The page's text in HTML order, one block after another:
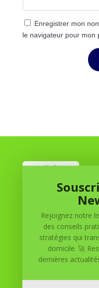
Enregistrer mon
le navigateur pour mon
Réussite à Domicile
Réussite à Domicile
pour atteindre vos
maison. Nous offrons
Rejoignez notre
des conseils
stratégies qui
domicile. 🚀
dernières